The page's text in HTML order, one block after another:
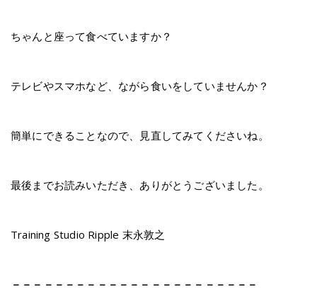
ちゃんと座って食べていますか？
テレビやスマホなど、ながら食いをしていませんか？
簡単にできることなので、見直してみてくださいね。
最後までお読みいただき、ありがとうございました。
Training Studio Ripple 末永敦之
－－－－－－－－－－－－－－－－－－－－－－－